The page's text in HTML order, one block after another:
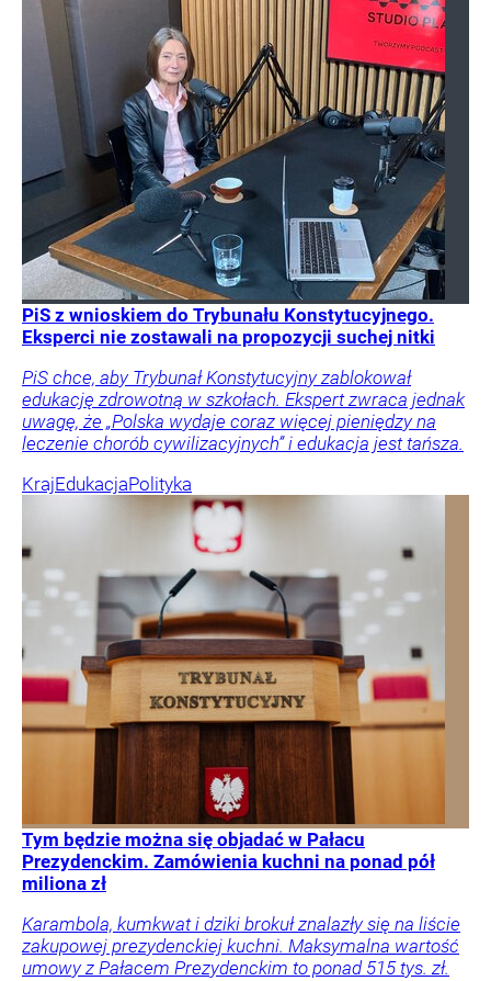
PiS z wnioskiem do Trybunału Konstytucyjnego.
Eksperci nie zostawali na propozycji suchej nitki
PiS chce, aby Trybunał Konstytucyjny zablokował
edukację zdrowotną w szkołach. Ekspert zwraca jednak
uwagę, że „Polska wydaje coraz więcej pieniędzy na
leczenie chorób cywilizacyjnych” i edukacja jest tańsza.
KrajEdukacjaPolityka
Tym będzie można się objadać w Pałacu
Prezydenckim. Zamówienia kuchni na ponad pół
miliona zł
Karambola, kumkwat i dziki brokuł znalazły się na liście
zakupowej prezydenckiej kuchni. Maksymalna wartość
umowy z Pałacem Prezydenckim to ponad 515 tys. zł.